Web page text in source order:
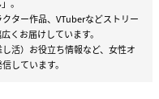
。
ター作品、VTuberなどストリー
くお届けしています。
活）お役立ち情報など、女性オ
しています。